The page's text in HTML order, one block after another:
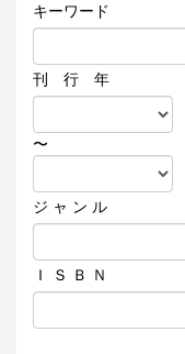
キーワード
刊 行 年
〜
ジ ャ ン ル
Ｉ Ｓ Ｂ Ｎ